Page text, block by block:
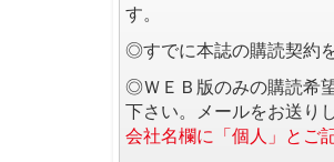
す。
◎すでに本誌の購読契約
◎ＷＥＢ版のみの購読希
下さい。メールをお送り
会社名欄に「個人」とご